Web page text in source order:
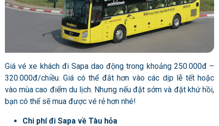
Giá vé xe khách đi Sapa dao động trong khoảng 250.000đ –
320.000đ/chiều. Giá có thể đắt hơn vào các dịp lễ tết hoặc
vào mùa cao điểm du lịch. Nhưng nếu đặt sớm và đặt khứ hồi,
bạn có thể sẽ mua được vé rẻ hơn nhé!
Chi phí đi Sapa về Tàu hỏa